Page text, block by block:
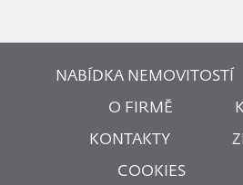
NABÍDKA NEMOVITOSTÍ
O FIRMĚ
KONTAKTY
COOKIES